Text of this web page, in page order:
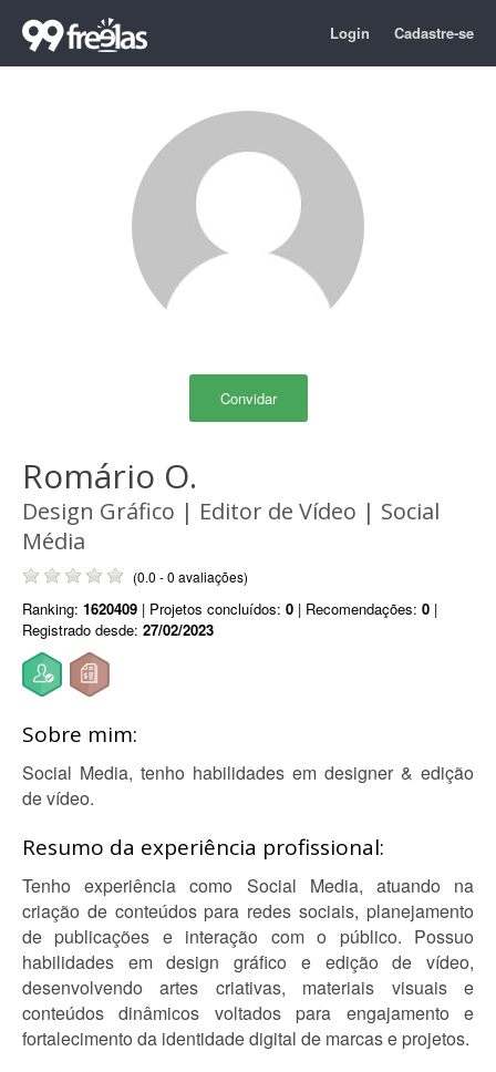
Login Cadastre-se
Convidar
Romário O.
Design Gráfico | Editor de Vídeo | Social
Média
(0.0 - 0 avaliações)
Ranking: 1620409 | Projetos concluídos: 0 | Recomendações: 0 |
Registrado desde: 27/02/2023
Sobre mim:
Social Media, tenho habilidades em designer & edição
de vídeo.
Resumo da experiência profissional:
Tenho experiência como Social Media, atuando na
criação de conteúdos para redes sociais, planejamento
de publicações e interação com o público. Possuo
habilidades em design gráfico e edição de vídeo,
desenvolvendo artes criativas, materiais visuais e
conteúdos dinâmicos voltados para engajamento e
fortalecimento da identidade digital de marcas e projetos.